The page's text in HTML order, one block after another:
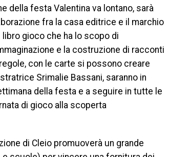
della festa Valentina va lontano, sarà
fra la casa editrice e il marchio
libro gioco che ha lo scopo di
e la costruzione di racconti
con le carte si possono creare
Srimalie Bassani, saranno in
della festa e a seguire in tutte le
di gioco alla scoperta
di Cleio promuoverà un grande